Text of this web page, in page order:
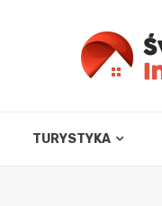
TURYSTYKA